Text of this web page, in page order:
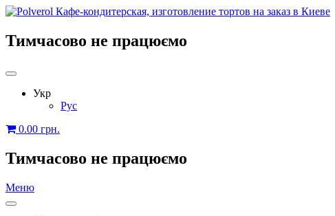
Тимчасово не працюємо
Укр
Рус
0.00 грн.
Тимчасово не працюємо
Меню